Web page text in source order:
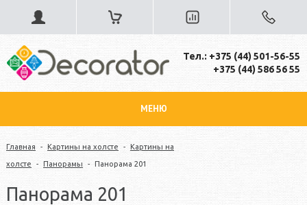
Тел.: +375 (44) 501-56-55
+375 (44) 586 56 55
МЕНЮ
Главная - Картины на холсте - Картины на
холсте - Панорамы - Панорама 201
Панорама 201